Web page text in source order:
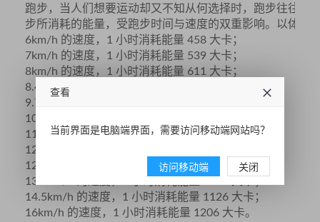
跑步，当人们想要运动却又不知从何选择时，跑步往往成
步所消耗的能量，受跑步时间与速度的双重影响。以体重
6km/h 的速度，1 小时消耗能量 458 大卡；
7km/h 的速度，1 小时消耗能量 539 大卡；
8km/h 的速度，1 小时消耗能量 611 大卡；
8.4km/h 的速度，1 小时消耗能量 643 大卡；
9.7km/h 的速度，1 小时消耗能量 724 大卡；
10.8km/h 的速度，1 小时消耗能量 804 大卡；
11.3km/h 的速度，1 小时消耗能量 844 大卡；
12.1km/h 的速度，1 小时消耗能量 925 大卡；
12.9km/h 的速度，1 小时消耗能量 1005 大卡；
13.8km/h 的速度，1 小时消耗能量 1045 大卡；
14.5km/h 的速度，1 小时消耗能量 1126 大卡；
16km/h 的速度，1 小时消耗能量 1206 大卡。
查看
当前界面是电脑端界面，需要访问移动端网站吗？
访问移动端 关闭